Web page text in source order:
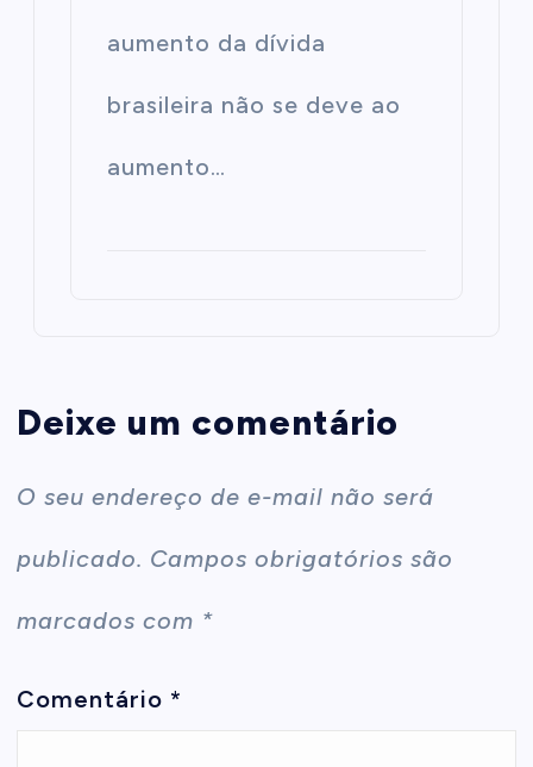
aumento da dívida
brasileira não se deve ao
aumento…
Deixe um comentário
O seu endereço de e-mail não será
publicado. Campos obrigatórios são
marcados com *
Comentário *